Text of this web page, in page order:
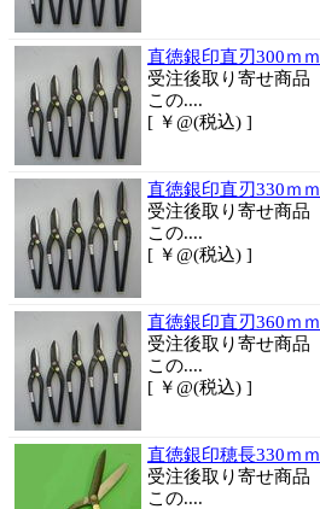
直徳銀印直刃300ｍｍ
受注後取り寄せ商品
この....
[ ￥@(税込) ]
直徳銀印直刃330ｍｍ
受注後取り寄せ商品
この....
[ ￥@(税込) ]
直徳銀印直刃360ｍｍ
受注後取り寄せ商品
この....
[ ￥@(税込) ]
直徳銀印穂長330ｍｍ
受注後取り寄せ商品
この....